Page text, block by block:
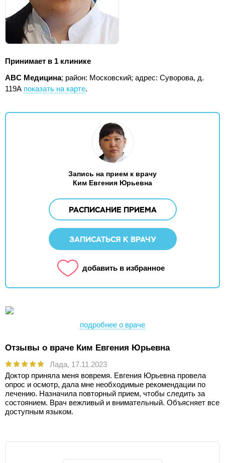
Принимает в 1 клинике
ABC Медицина; район: Московский; адрес: Суворова, д.
119А показать на карте.
Запись на прием к врачу
Ким Евгения Юрьевна
РАСПИСАНИЕ ПРИЕМА
ЗАПИСАТЬСЯ К ВРАЧУ
добавить в избранное
подробнее о враче
Отзывы о враче Ким Евгения Юрьевна
Лада, 17.11.2023
Доктор приняла меня вовремя. Евгения Юрьевна провела
опрос и осмотр, дала мне необходимые рекомендации по
лечению. Назначила повторный прием, чтобы следить за
состоянием. Врач вежливый и внимательный. Объясняет все
доступным языком.